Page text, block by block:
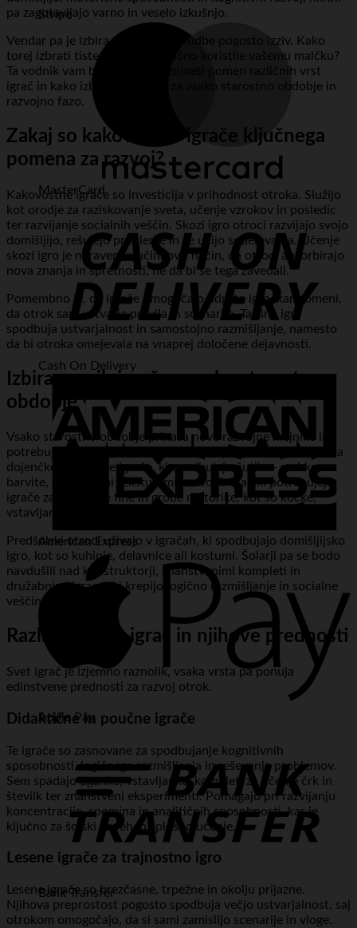
Stripe
MasterCard
Cash On Delivery
American Express
Apple Pay
Bank Transfer
pa zagotavljajo varno in veselo izkušnjo.
Vendar pa je izbira v poplavi ponudbe pogosto izziv. Kako
torej izbrati tiste, ki bodo resnično koristile vašemu malčku?
Ta vodnik vam bo pomagal razumeti pomen različnih vrst
igrač in kako izbrati najboljše za vsako starostno obdobje in
razvojno fazo.
Zakaj so kakovostne igrače ključnega
pomena za razvoj?
Kakovostne igrače so investicija v prihodnost otroka. Služijo
kot orodje za raziskovanje sveta, učenje vzrokov in posledic
ter razvijanje socialnih veščin. Skozi igro otroci razvijajo svojo
domišljijo, rešujejo probleme in se učijo sodelovanja. Učenje
skozi igro je naraven in učinkovit način, da otroci absorbirajo
nova znanja in spretnosti, ne da bi se tega zavedali.
Pomembno je, da igrače omogočajo odprto igro, kar pomeni,
da otrok sam ustvarja pravila in scenarije. Takšna igra
spodbuja ustvarjalnost in samostojno razmišljanje, namesto
da bi otroka omejevala na vnaprej določene dejavnosti.
Izbira pravih igrač za vsako starostno
obdobje
Vsako starostno obdobje prinaša nove razvojne mejnike in
potrebuje specifične vrste igrač, ki podpirajo ta napredek. Za
dojenčke so idealne igrače, ki spodbujajo čutila – mehke,
barvite, z različnimi teksturami in zvoki. Malčki potrebujejo
igrače za razvijanje fine in grobe motorike, kot so kocke,
vstavljanke in igrače za potiskanje.
Predšolski otroci uživajo v igračah, ki spodbujajo domišljijsko
igro, kot so kuhinje, delavnice ali kostumi. Šolarji pa se bodo
navdušili nad konstruktorji, znanstvenimi kompleti in
družabnimi igrami, ki krepijo logično razmišljanje in socialne
veščine.
Različne vrste igrač in njihove prednosti
Svet igrač je izjemno raznolik, vsaka vrsta pa ponuja
edinstvene prednosti za razvoj otrok.
Didaktične in poučne igrače
Te igrače so zasnovane za spodbujanje kognitivnih
sposobnosti, logičnega razmišljanja in reševanja problemov.
Sem spadajo uganke, vstavljanke, kompleti za učenje črk in
številk ter znanstveni eksperimenti. Pomagajo pri razvijanju
koncentracije, spomina in analitičnih sposobnosti, kar je
ključno za šolski uspeh in splošno učenje.
Lesene igrače za trajnostno igro
Lesene igrače so brezčasne, trpežne in okolju prijazne.
Njihova preprostost pogosto spodbuja večjo ustvarjalnost, saj
otrokom omogočajo, da si sami zamislijo scenarije in vloge.